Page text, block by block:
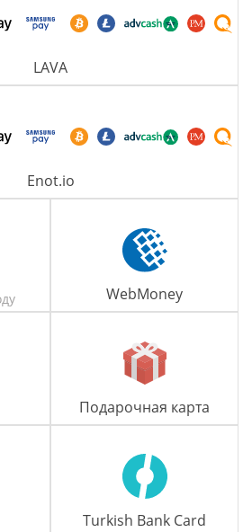
LAVA
Enot.io
WebMoney
Подарочная карта
Turkish Bank Card